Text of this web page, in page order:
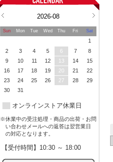
2026-08
Sun Mon Tue Wed Thu Fri Sat
1
2
3 4 5 6 7
8
9
10 11 12 13 14
15
16
17 18 19 20 21
22
23
24 25 26 27 28
29
30
31
オンラインストア休業日
※休業中の受注処理・商品の出荷・お問
い合わせメールへの返答は翌営業日
の対応となります。
【受付時間】10:30 ～ 18:00